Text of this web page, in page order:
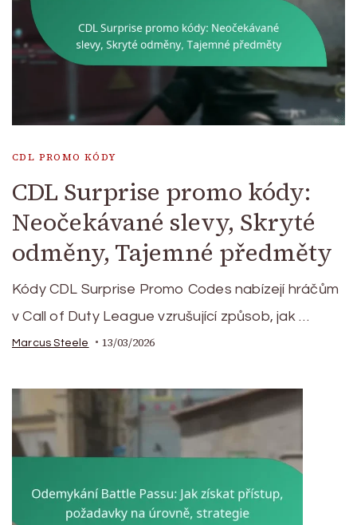
CDL PROMO KÓDY
CDL Surprise promo kódy:
Neočekávané slevy, Skryté
odměny, Tajemné předměty
Kódy CDL Surprise Promo Codes nabízejí hráčům
v Call of Duty League vzrušující způsob, jak …
Marcus Steele 13/03/2026